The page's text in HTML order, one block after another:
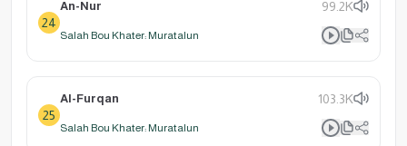
24
An-Nur 99.2K
Salah Bou Khater: Muratalun
25
Al-Furqan 103.3K
Salah Bou Khater: Muratalun